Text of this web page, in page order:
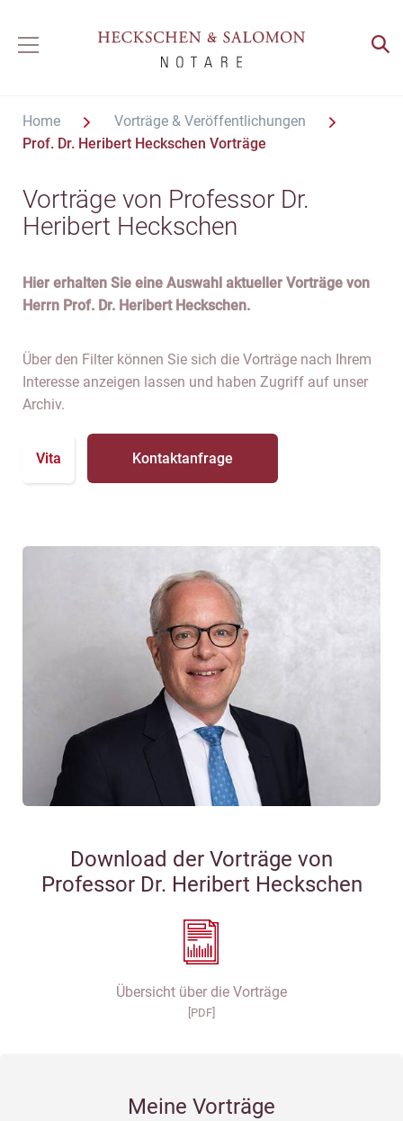
Home
Vorträge & Veröffentlichungen
Prof. Dr. Heribert Heckschen Vorträge
Vorträge von Professor Dr.
Heribert Heckschen
Hier erhalten Sie eine Auswahl aktueller Vorträge von
Herrn Prof. Dr. Heribert Heckschen.
Über den Filter können Sie sich die Vorträge nach Ihrem
Interesse anzeigen lassen und haben Zugriff auf unser
Archiv.
Vita Kontaktanfrage
Download der Vorträge von
Professor Dr. Heribert Heckschen
Übersicht über die Vorträge
[PDF]
Meine Vorträge